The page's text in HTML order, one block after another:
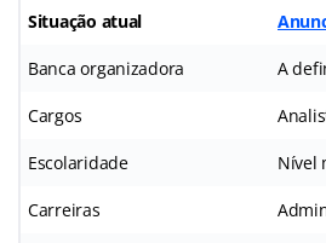
Situação atual
Banca organizadora A
Cargos
Escolaridade Nível
Carreiras